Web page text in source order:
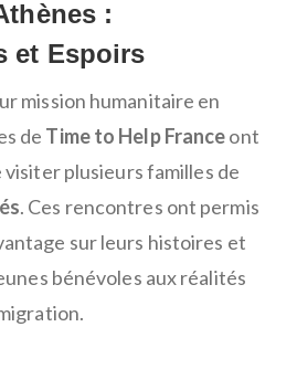
:
et Espoirs
mission humanitaire en
de Time to Help Franceont
plusieurs familles de
. Ces rencontres ont permis
sur leurs histoires et
bénévoles aux réalités